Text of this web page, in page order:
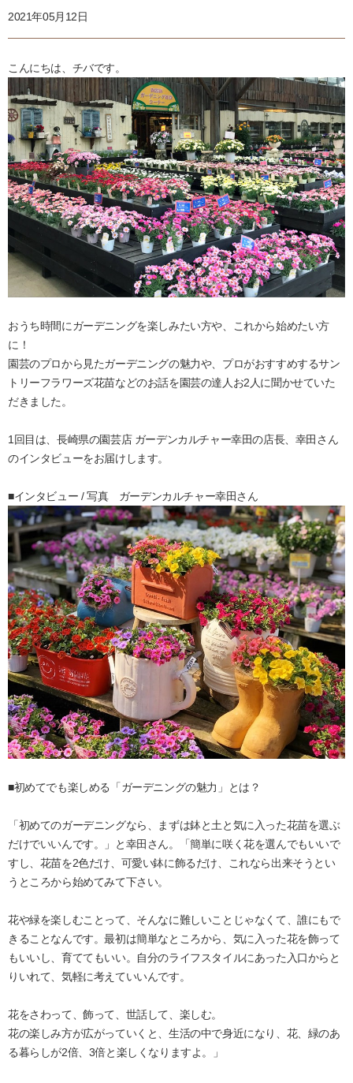
2021年05月12日
こんにちは、チバです。
おうち時間にガーデニングを楽しみたい方や、これから始めたい方
に！
園芸のプロから見たガーデニングの魅力や、プロがおすすめするサン
トリーフラワーズ花苗などのお話を園芸の達人お2人に聞かせていた
だきました。
1回目は、長崎県の園芸店 ガーデンカルチャー幸田の店長、幸田さん
のインタビューをお届けします。
■インタビュー / 写真 ガーデンカルチャー幸田さん
■初めてでも楽しめる「ガーデニングの魅力」とは？
「初めてのガーデニングなら、まずは鉢と土と気に入った花苗を選ぶ
だけでいいんです。」と幸田さん。「簡単に咲く花を選んでもいいで
すし、花苗を2色だけ、可愛い鉢に飾るだけ、これなら出来そうとい
うところから始めてみて下さい。
花や緑を楽しむことって、そんなに難しいことじゃなくて、誰にもで
きることなんです。最初は簡単なところから、気に入った花を飾って
もいいし、育ててもいい。自分のライフスタイルにあった入口からと
りいれて、気軽に考えていいんです。
花をさわって、飾って、世話して、楽しむ。
花の楽しみ方が広がっていくと、生活の中で身近になり、花、緑のあ
る暮らしが2倍、3倍と楽しくなりますよ。」